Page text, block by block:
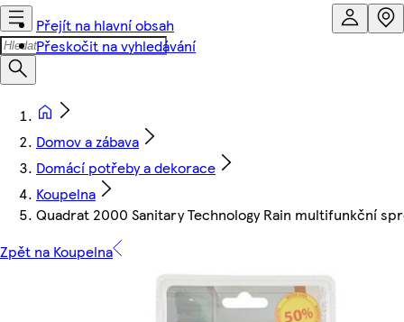
Přejít na hlavní obsah
Přeskočit na vyhledávání
Domov a zábava
Domácí potřeby a dekorace
Koupelna
Quadrat 2000 Sanitary Technology Rain multifunkční
Zpět na Koupelna